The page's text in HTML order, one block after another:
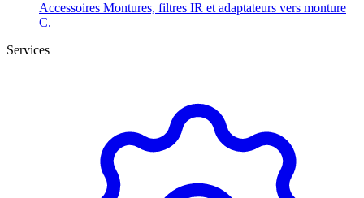
Accessoires Montures, filtres IR et adaptateurs vers monture
C.
Services